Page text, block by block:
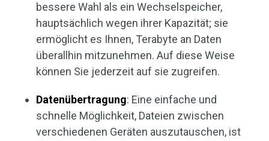
bessere Wahl als ein Wechselspeicher,
hauptsächlich wegen ihrer Kapazität; sie
ermöglicht es Ihnen, Terabyte an Daten
überallhin mitzunehmen. Auf diese Weise
können Sie jederzeit auf sie zugreifen.
Datenübertragung: Eine einfache und
schnelle Möglichkeit, Dateien zwischen
verschiedenen Geräten auszutauschen, ist